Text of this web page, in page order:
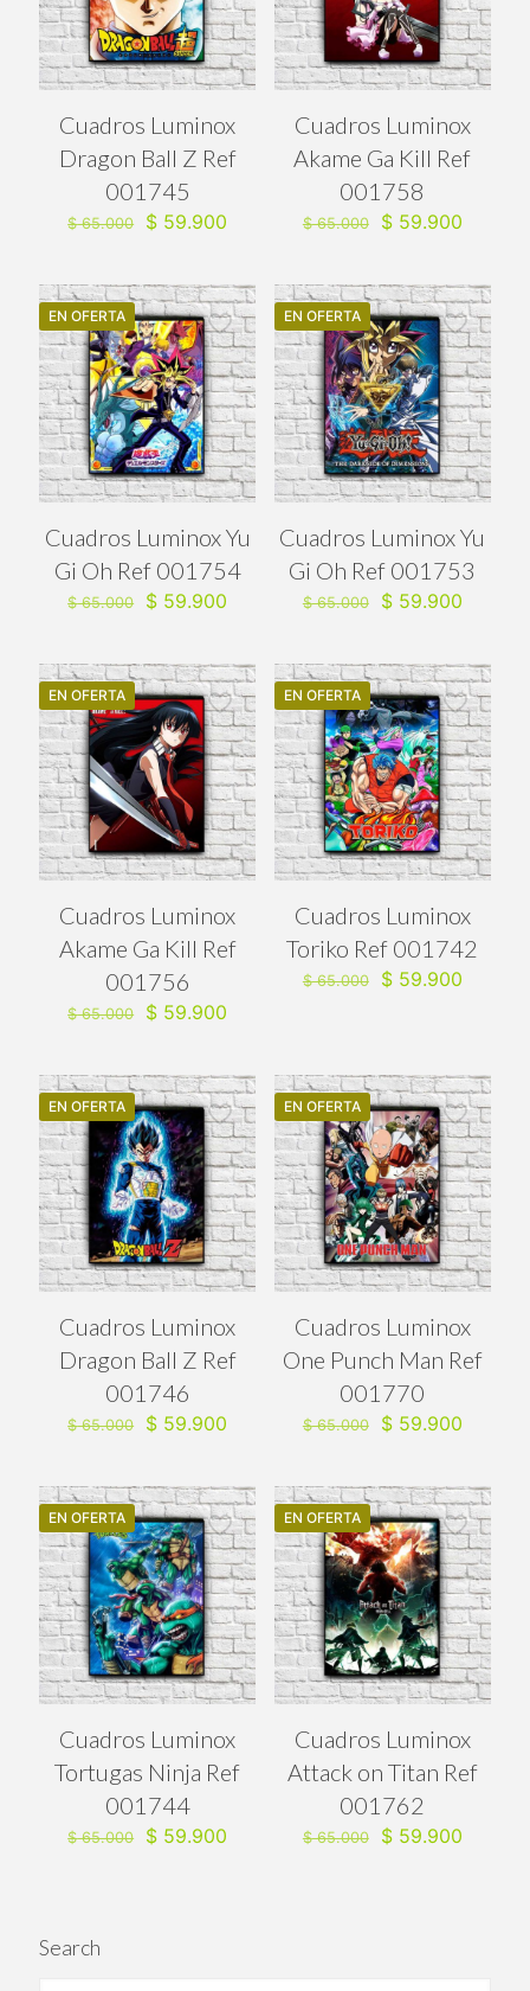
Cuadros Luminox
Dragon Ball Z Ref
001745
$65.000
El
era:
$ 65.000.
$ 59.900
es:
$ 59.900.
Cuadros Luminox
Akame Ga Kill Ref
001758
$65.000
El
era:
$ 65.000.
$59.900El
es:
$
EN OFERTA
Cuadros Luminox Yu
Gi Oh Ref 001754
$65.000
El
era:
$ 65.000.
$ 59.900
es:
$ 59.900.
EN OFERTA
Cuadros Luminox Yu
Gi Oh Ref 001753
$65.000
El
era:
$ 65.000.
$59.900El
es:
$
EN OFERTA
Cuadros Luminox
Akame Ga Kill Ref
001756
$65.000
El
era:
$ 65.000.
$ 59.900
es:
$ 59.900.
EN OFERTA
Cuadros Luminox
Toriko Ref 001742
$65.000
El
$59.900El
EN OFERTA
Cuadros Luminox
Dragon Ball Z Ref
001746
$65.000
El
era:
$ 65.000.
$ 59.900
es:
$ 59.900.
EN OFERTA
Cuadros Luminox
One Punch Man Ref
001770
$65.000
El
era:
$ 65.000.
$59.900El
es:
$
EN OFERTA
Cuadros Luminox
Tortugas Ninja Ref
001744
$65.000
El
$ 59.900
EN OFERTA
Cuadros Luminox
Attack on Titan Ref
001762
$65.000
El
$59.900El
Search